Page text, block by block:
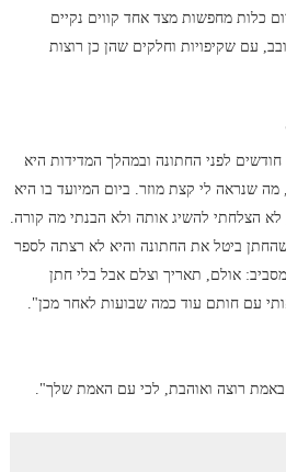
כלות מחפשות מצד אחד קווים נקיים
עם שקיפויות וחלקים שהן כן רוצות
לפני החתונה ובמהלך המדידות היא
שנראה לי קצת מוזר. ביום המיועד בו היא
הצלחתי להשיג אותה ולא הבנתי מה קורה.
ביטל את החתונה והיא לא רצתה לספר
אולם, תאריך וצלם אבל בלי חתן
עם חותם עוד כמה שבועות לאחר מכן".
רוצה ואוהבת, לכי עם האמת שלך".